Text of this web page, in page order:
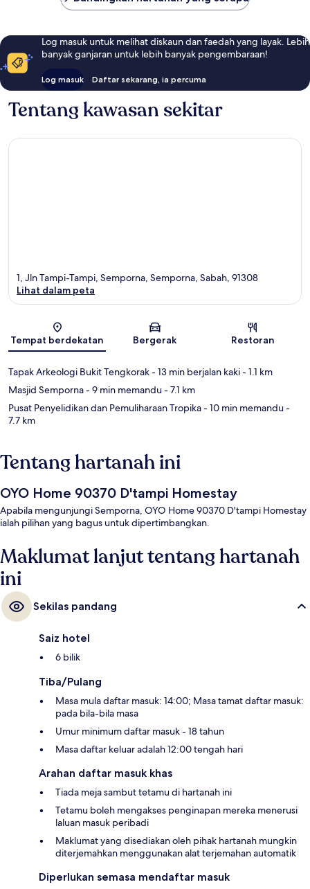
Log masuk untuk melihat diskaun dan faedah yang layak. Lebih
banyak ganjaran untuk lebih banyak pengembaraan!
Log masuk Daftar sekarang, ia percuma
Tentang kawasan sekitar
Peta
1, Jln Tampi-Tampi, Semporna, Semporna, Sabah, 91308
Lihat dalam peta
Tempat berdekatan Bergerak Restoran
Tapak Arkeologi Bukit Tengkorak- 13 min berjalan kaki- 1.1 km
Masjid Semporna- 9 min memandu- 7.1 km
Pusat Penyelidikan dan Pemuliharaan Tropika- 10 min memandu-
7.7 km
Tentang hartanah ini
OYO Home 90370 D'tampi Homestay
Apabila mengunjungi Semporna, OYO Home 90370 D'tampi Homestay
ialah pilihan yang bagus untuk dipertimbangkan.
Maklumat lanjut tentang hartanah
ini
Sekilas pandang
Saiz hotel
6 bilik
Tiba/Pulang
Masa mula daftar masuk: 14:00; Masa tamat daftar masuk:
pada bila-bila masa
Umur minimum daftar masuk - 18 tahun
Masa daftar keluar adalah 12:00 tengah hari
Arahan daftar masuk khas
Tiada meja sambut tetamu di hartanah ini
Tetamu boleh mengakses penginapan mereka menerusi
laluan masuk peribadi
Maklumat yang disediakan oleh pihak hartanah mungkin
diterjemahkan menggunakan alat terjemahan automatik
Diperlukan semasa mendaftar masuk